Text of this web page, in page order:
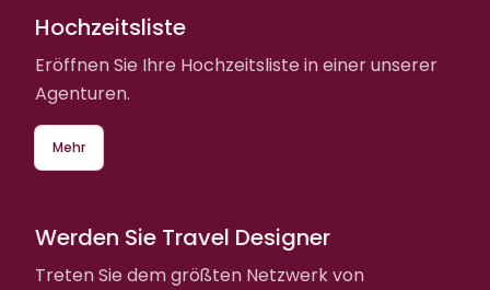
Hochzeitsliste
Eröffnen Sie Ihre Hochzeitsliste in einer unserer
Agenturen.
Mehr
Werden Sie Travel Designer
Treten Sie dem größten Netzwerk von